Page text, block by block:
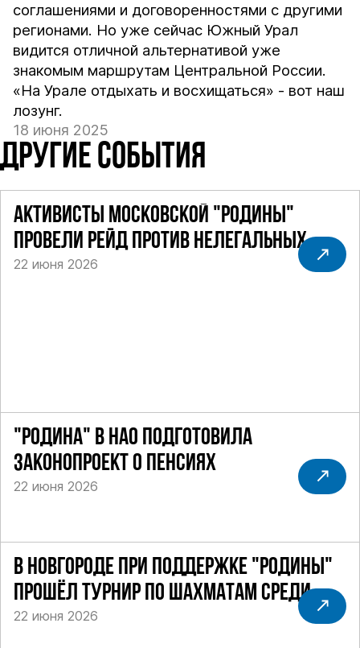
соглашениями и договоренностями с другими
регионами. Но уже сейчас Южный Урал
видится отличной альтернативой уже
знакомым маршрутам Центральной России.
«На Урале отдыхать и восхищаться» - вот наш
лозунг.
18 июня 2025
ДРУГИЕ СОБЫТИЯ
АКТИВИСТЫ МОСКОВСКОЙ "РОДИНЫ"
ПРОВЕЛИ РЕЙД ПРОТИВ НЕЛЕГАЛЬНЫХ
ТАКСИ
22 июня 2026
"РОДИНА" В НАО ПОДГОТОВИЛА
ЗАКОНОПРОЕКТ О ПЕНСИЯХ
22 июня 2026
В НОВГОРОДЕ ПРИ ПОДДЕРЖКЕ "РОДИНЫ"
ПРОШЁЛ ТУРНИР ПО ШАХМАТАМ СРЕДИ
СИЛОВИКОВ
22 июня 2026